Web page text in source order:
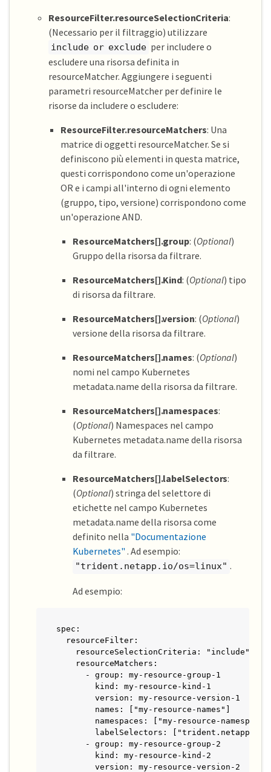
ResourceFilter.resourceSelectionCriteria:
(Necessario per il filtraggio) utilizzare
include or exclude per includere o
escludere una risorsa definita in
resourceMatcher. Aggiungere i seguenti
parametri resourceMatcher per definire le
risorse da includere o escludere:
ResourceFilter.resourceMatchers: Una
matrice di oggetti resourceMatcher. Se si
definiscono più elementi in questa matrice,
questi corrispondono come un'operazione
OR e i campi all'interno di ogni elemento
(gruppo, tipo, versione) corrispondono come
un'operazione AND.
ResourceMatchers[].group: (Optional)
Gruppo della risorsa da filtrare.
ResourceMatchers[].Kind: (Optional) tipo
di risorsa da filtrare.
ResourceMatchers[].version: (Optional)
versione della risorsa da filtrare.
ResourceMatchers[].names: (Optional)
nomi nel campo Kubernetes
metadata.name della risorsa da filtrare.
ResourceMatchers[].namespaces:
(Optional) Namespaces nel campo
Kubernetes metadata.name della risorsa
da filtrare.
ResourceMatchers[].labelSelectors:
(Optional) stringa del selettore di
etichette nel campo Kubernetes
metadata.name della risorsa come
definito nella "Documentazione
Kubernetes" . Ad esempio:
"trident.netapp.io/os=linux" .
Ad esempio:
spec:
  resourceFilter:
    resourceSelectionCriteria: "include"
    resourceMatchers:
      - group: my-resource-group-1
        kind: my-resource-kind-1
        version: my-resource-version-1
        names: ["my-resource-names"]
namespaces: ["my-resource-
labelSelectors:
      - group: my-resource-group-2
        kind: my-resource-kind-2
        version: my-resource-version-2